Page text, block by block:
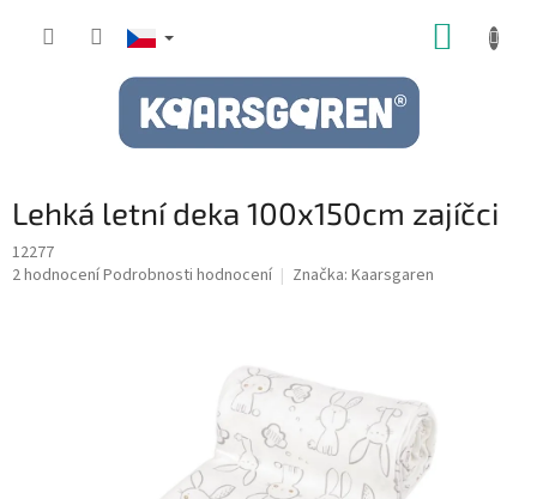
Lehká letní deka 100x150cm zajíčci
12277
Průměrné
2 hodnoceníPodrobnosti hodnocení Značka: Kaarsgaren